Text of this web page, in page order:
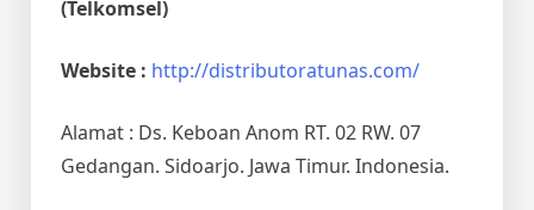
(Telkomsel)
Website : http://distributoratunas.com/
Alamat : Ds. Keboan Anom RT. 02 RW. 07
Gedangan. Sidoarjo. Jawa Timur. Indonesia.